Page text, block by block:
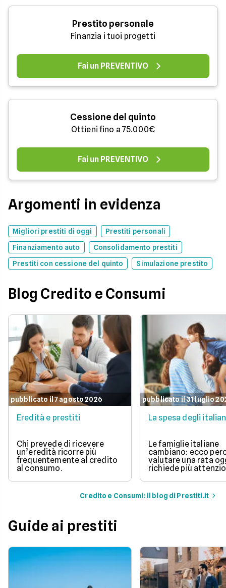
Prestito personale
Finanzia i tuoi progetti
Fai un PREVENTIVO
Cessione del quinto
Ottieni fino a 75.000€
Fai un PREVENTIVO
Argomenti in evidenza
Migliori prestiti di oggi
Prestiti personali
Finanziamento auto
Consolidamento prestiti
Prestiti con cessione del quinto
Simulazione prestito
Blog Credito e Consumi
pubblicato il 7 agosto 2026
Eredità e prestiti
Chi prevede di ricevere
un’eredità ricorre più
frequentemente al credito
al consumo.
pubblicato il 31 luglio
La spesa degli
Le famiglie italiane
cambiano: ecco
valutare una rata
richiede più
Credito e Consumi: il blog di Prestiti.it
Guide ai prestiti